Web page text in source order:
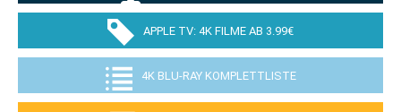
APPLE TV: 4K FILME AB 3.99€
4K BLU-RAY KOMPLETTLISTE